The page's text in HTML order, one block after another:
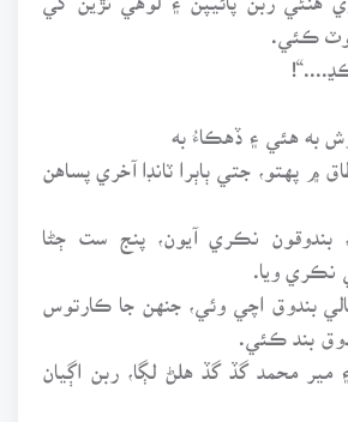
ڪئي.
ڪڍ....“!
به هئي ۽ ڏهڪاءُ به
۾ پهتو، جتي ٻاٻرا ٽانڊا آخري پساهن
بندوقون نڪري آيون، پنج ست ڄڻا
نڪري ويا.
بندوق اچي وئي، جنهن جا ڪارتوس
مير محمد گڏ گڏ هلڻ لڳا، ربن اڳيان